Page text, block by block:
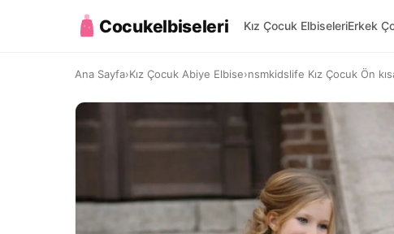
Cocukelbiseleri Kız Çocuk ElbiseleriErkek
Ana Sayfa›Kız Çocuk Abiye Elbise›nsmkidslife Kız Çocuk Ön